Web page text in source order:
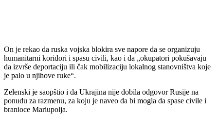
On je rekao da ruska vojska blokira sve napore da se organizuju
humanitarni koridori i spasu civili, kao i da „okupatori pokušavaju
da izvrše deportaciju ili čak mobilizaciju lokalnog stanovništva koje
je palo u njihove ruke“.
Zelenski je saopštio i da Ukrajina nije dobila odgovor Rusije na
ponudu za razmenu, za koju je naveo da bi mogla da spase civile i
branioce Mariupolja.